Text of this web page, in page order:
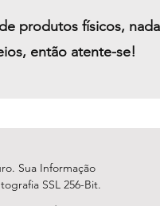
produtos físicos,
então atente-se!
Sua Informação
SSL 256-Bit.